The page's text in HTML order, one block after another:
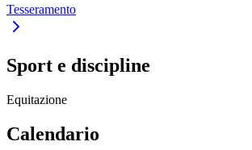
Tesseramento
Sport e discipline
Equitazione
Calendario